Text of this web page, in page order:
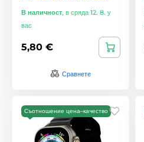
В наличност, в сряда 12. 8. у
вас
5,80 €
Сравнете
Съотношение цена–качество